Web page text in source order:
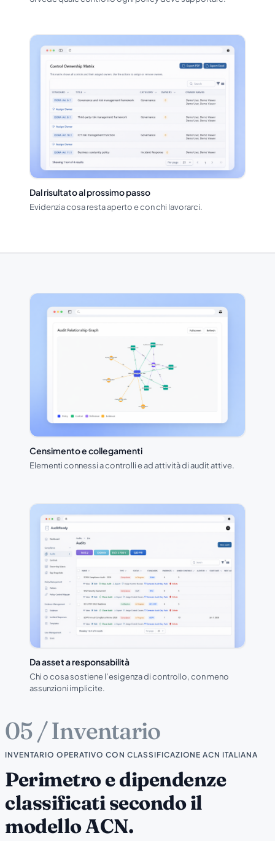
Dal risultato al prossimo passo
Evidenzia cosa resta aperto e con chi lavorarci.
Censimento e collegamenti
Elementi connessi a controlli e ad attività di audit attive.
Da asset a responsabilità
Chi o cosa sostiene l’esigenza di controllo, con meno
assunzioni implicite.
05 / Inventario
INVENTARIO OPERATIVO CON CLASSIFICAZIONE ACN ITALIANA
Perimetro e dipendenze
classificati secondo il
modello ACN.